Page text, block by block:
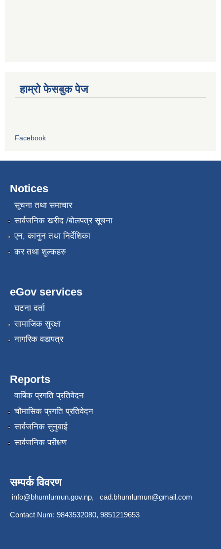
हाम्रो फेसबुक पेज
Facebook
Notices
सूचना तथा समाचार
सार्वजनिक खरीद /बोलपत्र सूचना
एन, कानुन तथा निर्देशिका
कर तथा शुल्कहरु
eGov services
घटना दर्ता
सामाजिक सुरक्षा
नागरिक वडापत्र
Reports
वार्षिक प्रगति प्रतिवेदन
चौमासिक प्रगति प्रतिवेदन
सार्वजनिक सुनुवाई
सार्वजनिक परीक्षण
सम्पर्क विवरण
info@bhumlumun.gov.np, cad.bhumlumun@gmail.com
Contact Num: 9843532080, 9851219653